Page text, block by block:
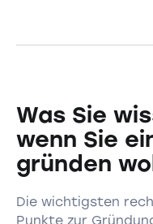
Was Sie
wenn Sie
gründen
Die wichtigsten
Punkte zur